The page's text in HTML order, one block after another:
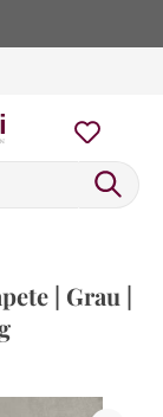
| Grau |